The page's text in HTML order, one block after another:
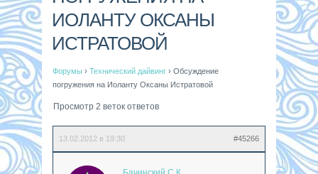
ИОЛАНТУ ОКСАНЫ
ИСТРАТОВОЙ
Форумы › Технический дайвинг › Обсуждение
погружения на Иоланту Оксаны Истратовой
Просмотр 2 веток ответов
13.02.2012 в 19:30 #45266